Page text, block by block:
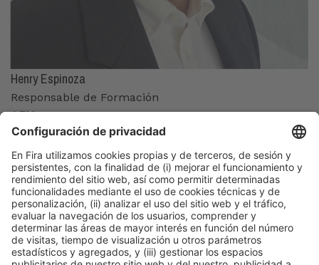
Henry Espinoza
Responsable de Formación
AEM
Organizadores